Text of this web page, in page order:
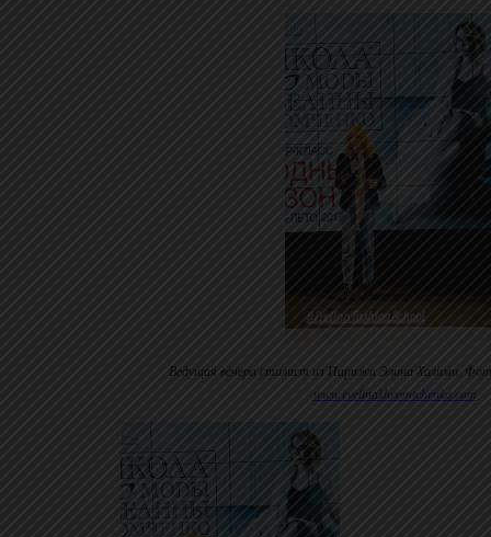
Ведущая вечера стилист из Парижа Элина Халими.
www.evelinakhromtchenko.com